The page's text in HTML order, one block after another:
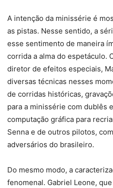
A intenção da minissérie é
as pistas. Nesse sentido, a
esse sentimento de maneira
corrida a alma do espetáculo.
diretor de efeitos especiais,
diversas técnicas nesses
de corridas históricas,
para a minissérie com dublês
computação gráfica para
Senna e de outros pilotos,
adversários do brasileiro.
Do mesmo modo, a
fenomenal. Gabriel Leone,